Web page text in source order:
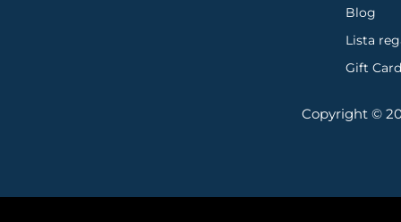
Blog
Lista
Gift Card
Copyright ©